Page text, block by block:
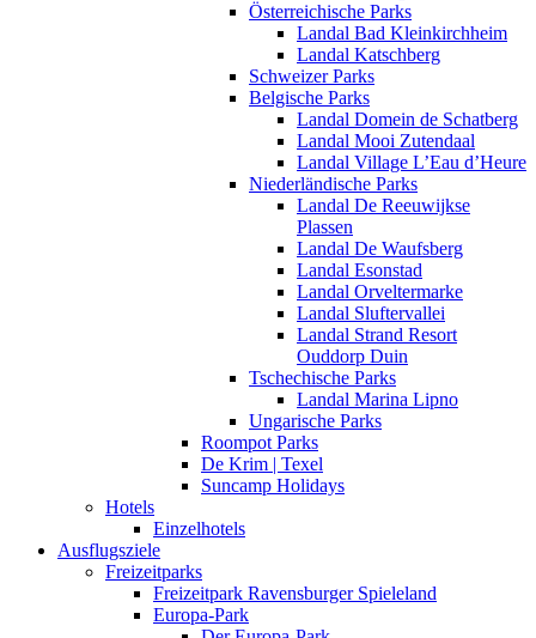
Österreichische Parks
Landal Bad Kleinkirchheim
Landal Katschberg
Schweizer Parks
Belgische Parks
Landal Domein de Schatberg
Landal Mooi Zutendaal
Landal Village L’Eau d’Heure
Niederländische Parks
Landal De Reeuwijkse
Plassen
Landal De Waufsberg
Landal Esonstad
Landal Orveltermarke
Landal Sluftervallei
Landal Strand Resort
Ouddorp Duin
Tschechische Parks
Landal Marina Lipno
Ungarische Parks
Roompot Parks
De Krim | Texel
Suncamp Holidays
Hotels
Einzelhotels
Ausflugsziele
Freizeitparks
Freizeitpark Ravensburger Spieleland
Europa-Park